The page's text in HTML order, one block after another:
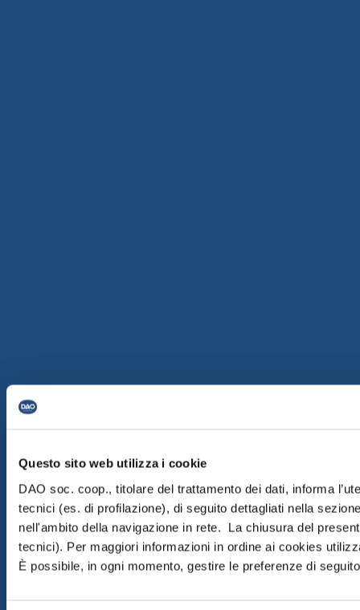
Questo sito web utilizza i cookie
DAO soc. coop., titolare del trattamento dei dati, informa
tecnici (es. di profilazione), di seguito dettagliati nella
nell'ambito della navigazione in rete. La chiusura del
tecnici). Per maggiori informazioni in ordine ai cookies
È possibile, in ogni momento, gestire le preferenze di